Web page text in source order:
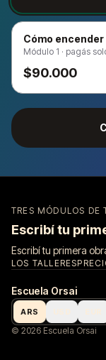
Cómo encender
Módulo 1 · pagás
$90.000
TRES MÓDULOS DE
Escribí tu
Escribí tu primera
LOS TALLERES
Escuela Orsai
ARS
© 2026 Escuela Orsai